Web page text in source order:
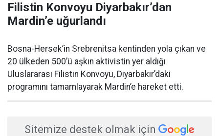
Filistin Konvoyu Diyarbakır’dan
Mardin’e uğurlandı
Bosna-Hersek’in Srebrenitsa kentinden yola çıkan ve
20 ülkeden 500’ü aşkın aktivistin yer aldığı
Uluslararası Filistin Konvoyu, Diyarbakır’daki
programını tamamlayarak Mardin’e hareket etti.
Sitemize destek olmak için